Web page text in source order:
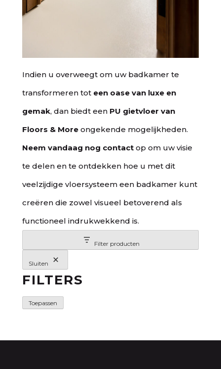
Indien u overweegt om uw badkamer te
transformeren tot een oase van luxe en
gemak, dan biedt een PU gietvloer van
Floors & Moreongekende mogelijkheden.
Neem vandaag nog contactop om uw visie
te delen en te ontdekken hoe u met dit
veelzijdige vloersysteem een badkamer kunt
creëren die zowel visueel betoverend als
functioneel indrukwekkend is.
Filter producten
Sluiten
FILTERS
Toepassen